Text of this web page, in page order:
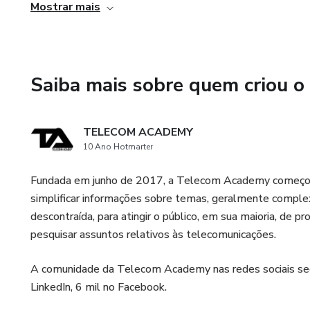
Mostrar mais
Saiba mais sobre quem criou
TELECOM ACADEMY
10 Ano Hotmarter
Fundada em junho de 2017, a Telecom Academy
simplificar informações sobre temas, geralmente
descontraída, para atingir o público, em sua maioria, de
pesquisar assuntos relativos às telecomunicações.
A comunidade da Telecom Academy nas redes sociais
LinkedIn, 6 mil no Facebook.